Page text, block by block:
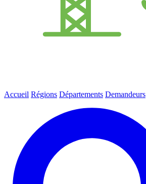
Accueil Régions Départements Demandeurs